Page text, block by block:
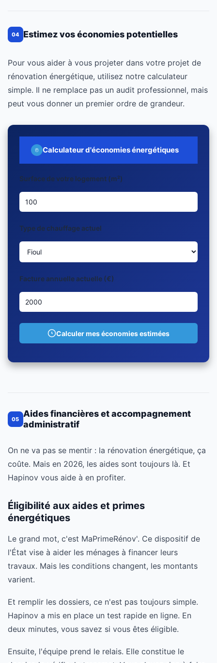
04 Estimez vos économies potentielles
Pour vous aider à vous projeter dans votre projet de
rénovation énergétique, utilisez notre calculateur
simple. Il ne remplace pas un audit professionnel, mais
peut vous donner un premier ordre de grandeur.
Calculateur d'économies énergétiques
Surface de votre logement (m²)
Type de chauffage actuel
Facture annuelle actuelle (€)
Calculer mes économies estimées
05
Aides financières et accompagnement
administratif
On ne va pas se mentir : la rénovation énergétique, ça
coûte. Mais en 2026, les aides sont toujours là. Et
Hapinov vous aide à en profiter.
Éligibilité aux aides et primes
énergétiques
Le grand mot, c'est MaPrimeRénov'. Ce dispositif de
l'État vise à aider les ménages à financer leurs
travaux. Mais les conditions changent, les montants
varient.
Et remplir les dossiers, ce n'est pas toujours simple.
Hapinov a mis en place un test rapide en ligne. En
deux minutes, vous savez si vous êtes éligible.
Ensuite, l'équipe prend le relais. Elle constitue le